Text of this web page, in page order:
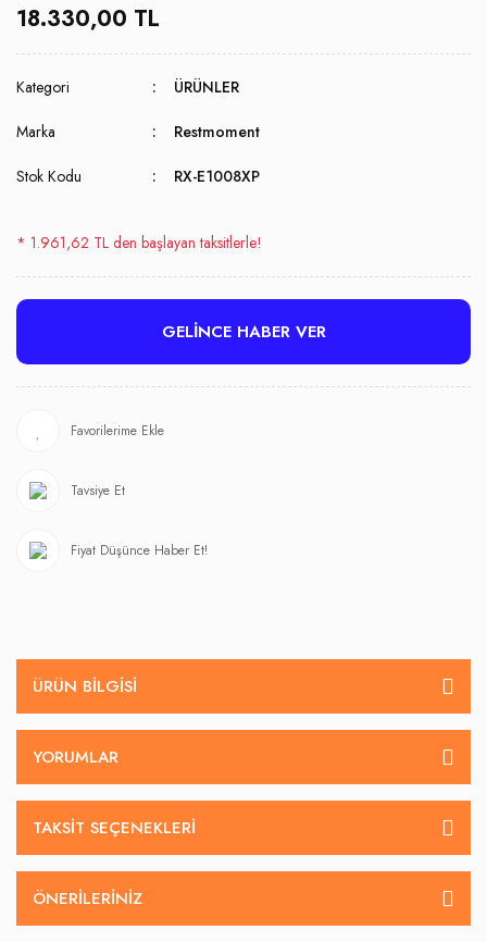
18.330,00 TL
Kategori ÜRÜNLER
Marka Restmoment
Stok Kodu RX-E1008XP
* 1.961,62 TL den başlayan taksitlerle!
GELİNCE HABER VER
Tavsiye Et
Fiyat Düşünce Haber Et!
ÜRÜN BILGISI
YORUMLAR
TAKSIT SEÇENEKLERI
ÖNERILERINIZ